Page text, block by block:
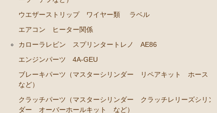
ブレーキパーツ（マスターシリンダー リペアキッ
ト ホース など）
クラッチパーツ（マスターシリンダー クラッチレリ
ーズシリンダー オーバーホールキット など）
ステアリングパーツ（各種リペアキット ラックブー
足回りパーツ（アッパーマウント ベアリング ボー
ルジョイント ブッシュ類 など）
ウエザーストリップ ワイヤー類
ラベル
エアコン ヒーター関係
カローラレビン スプリンタートレノ AE86
エンジンパーツ 4A-GEU
ブレーキパーツ（マスターシリンダー リペアキット ホース
など）
クラッチパーツ（マスターシリンダー クラッチレリーズシリン
ダー オーバーホールキット など）